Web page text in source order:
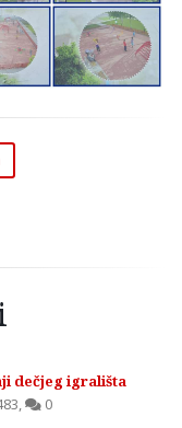
Zvezdara
dečjeg igrališta
0